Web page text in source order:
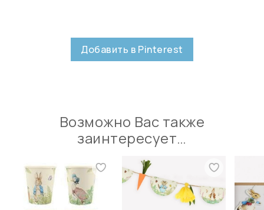
Добавить в Pinterest
Возможно Вас также
заинтересует…